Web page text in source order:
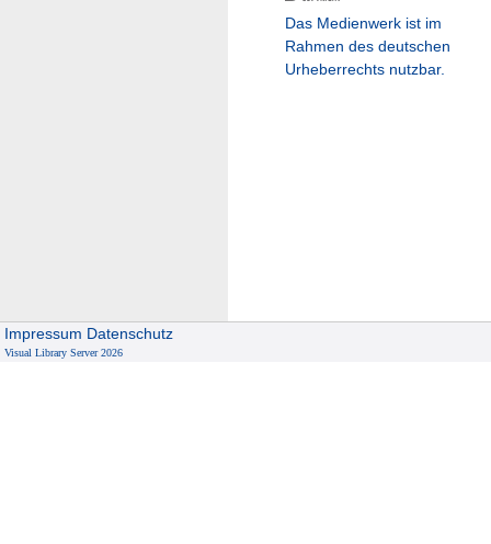
Das Medienwerk ist im
Rahmen des deutschen
Urheberrechts nutzbar.
Impressum Datenschutz
Visual Library Server 2026